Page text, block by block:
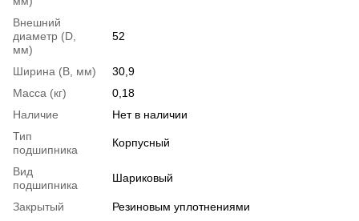
Внешний
диаметр (D,
мм)
52
Ширина (B, мм)
30,9
Масса (кг)
0,18
Наличие
Нет в наличии
Тип
подшипника
Корпусный
Вид
подшипника
Шариковый
Закрытый
Резиновым уплотнениями